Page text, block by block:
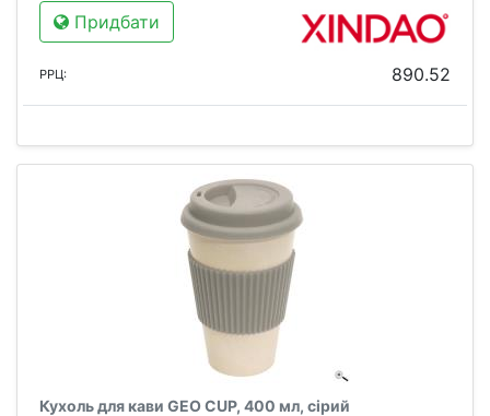
Придбати
РРЦ: 890.52
Кухоль для кави GEO CUP, 400 мл, сірий